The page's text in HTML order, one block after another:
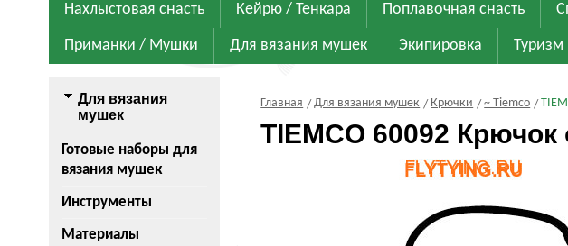
Нахлыстовая снасть Кейрю / Тенкара Поплавочная снасть
Приманки / Мушки Для вязания мушек Экипировка Туризм
Для вязания
мушек
Готовые наборы для
вязания мушек
Инструменты
Материалы
Главная Для вязания мушек Крючки ~ Tiemco
TIEMCO 60092